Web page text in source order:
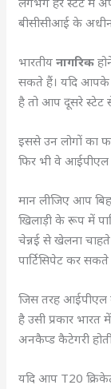
बीसीसीआई के अधीन
भारतीयनागरिक
सकते हैं। यदि आपके
है तो आप दूसरे स्टेट
इससे उन लोगों का
फिर भी वे
मान लीजिए आप
खिलाड़ी के रूप में
चेन्नई से खेलना
पार्टिसिपेट कर सकते
जिस तरह आईपीएल
है उसी प्रकार
अनकैप्ड कैटेगरी
यदि आप T20